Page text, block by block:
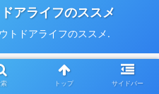
アライフのススメ
トドアライフのススメ.
トップ サイドバー